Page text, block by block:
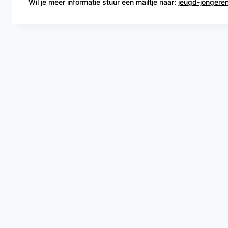
Wil je meer informatie stuur een mailtje naar: jeugd-